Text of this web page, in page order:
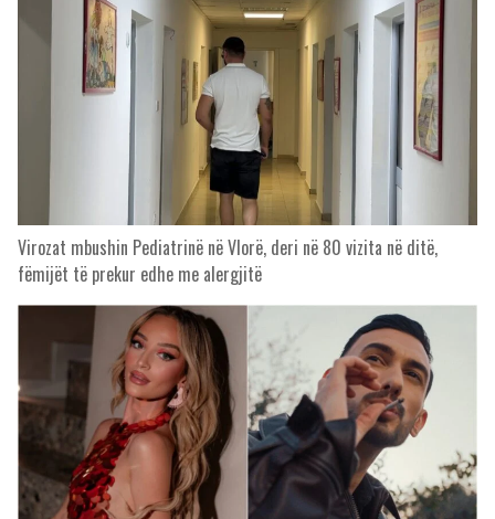
Virozat mbushin Pediatrinë në Vlorë, deri në 80 vizita në ditë,
fëmijët të prekur edhe me alergjitë